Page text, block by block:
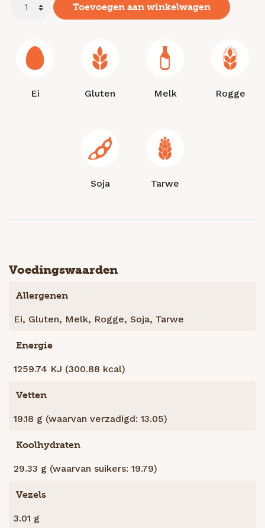
Toevoegen aan winkelwagen
Ei Gluten Melk Rogge
Soja Tarwe
Voedingswaarden
Allergenen
Ei, Gluten, Melk, Rogge, Soja, Tarwe
Energie
1259.74 KJ (300.88 kcal)
Vetten
19.18 g (waarvan verzadigd: 13.05)
Koolhydraten
29.33 g (waarvan suikers: 19.79)
Vezels
3.01 g